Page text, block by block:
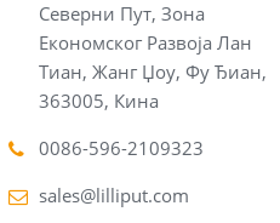
Северни Пут, Зона
Економског Развоја Лан
Тиан, Жанг Џоу, Фу Ђиан,
363005, Кина
0086-596-2109323
sales@lilliput.com